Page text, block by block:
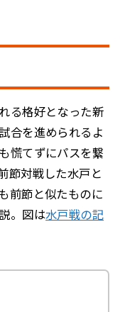
る格好となった新
合を進められるよ
慌てずにパスを繋
節対戦した水戸と
前節と似たものに
。図は水戸戦の記